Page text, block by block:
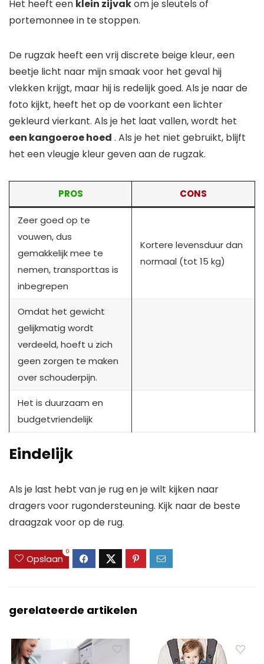
Het heeft een klein zijvakom je sleutels of
portemonnee in te stoppen.
De rugzak heeft een vrij discrete beige kleur, een
beetje licht naar mijn smaak voor het geval hij
vlekken krijgt, maar hij is redelijk goed. Als je naar de
foto kijkt, heeft het op de voorkant een lichter
gekleurd vierkant. Als je het laat vallen, wordt het
een kangoeroe hoed . Als je het niet gebruikt, blijft
het een vleugje kleur geven aan de rugzak.
PROS CONS
Zeer goed op te
vouwen, dus
gemakkelijk mee te
nemen, transporttas is
inbegrepen
Kortere levensduur dan
normaal (tot 15 kg)
Omdat het gewicht
gelijkmatig wordt
verdeeld, hoeft u zich
geen zorgen te maken
over schouderpijn.
Het is duurzaam en
budgetvriendelijk
Eindelijk
Als je last hebt van je rug en je wilt kijken naar
dragers voor rugondersteuning. Kijk naar de beste
draagzak voor op de rug.
Opslaan
0
gerelateerde artikelen